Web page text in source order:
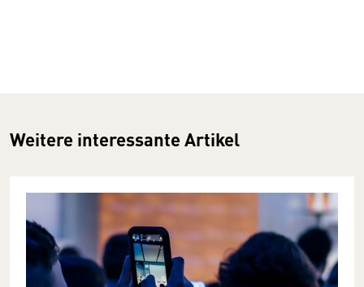
Weitere interessante Artikel